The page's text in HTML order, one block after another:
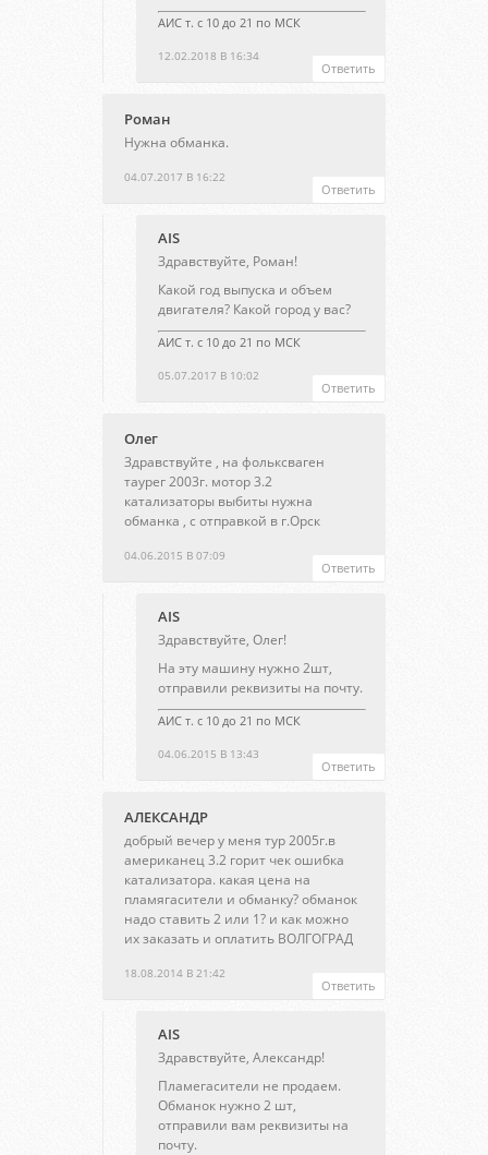
12.02.2018 В 16:34
АИС т. с 10 до 21 по МСК
Ответить
Роман
04.07.2017 В 16:22
Нужна обманка.
Ответить
AIS
05.07.2017 В 10:02
Здравствуйте, Роман!
Какой год выпуска и объем
двигателя? Какой город у вас?
АИС т. с 10 до 21 по МСК
Ответить
Олег
04.06.2015 В 07:09
Здравствуйте , на фольксваген
таурег 2003г. мотор 3.2
катализаторы выбиты нужна
обманка , с отправкой в г.Орск
Ответить
AIS
04.06.2015 В 13:43
Здравствуйте, Олег!
На эту машину нужно 2шт,
отправили реквизиты на почту.
АИС т. с 10 до 21 по МСК
Ответить
АЛЕКСАНДР
18.08.2014 В 21:42
добрый вечер у меня тур 2005г.в
американец 3.2 горит чек ошибка
катализатора. какая цена на
пламягасители и обманку? обманок
надо ставить 2 или 1? и как можно
их заказать и оплатить ВОЛГОГРАД
Ответить
AIS
Здравствуйте, Александр!
Пламегасители не продаем.
Обманок нужно 2 шт,
отправили вам реквизиты на
почту.